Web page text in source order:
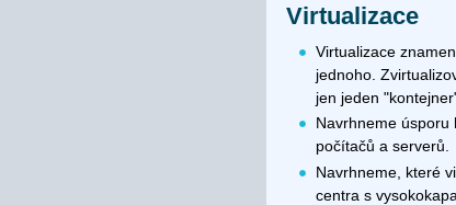
Virtualizace
Virtualizace
jednoho.
jen jeden
Navrhneme úsporu
počítačů a serverů.
Navrhneme, které
centra s